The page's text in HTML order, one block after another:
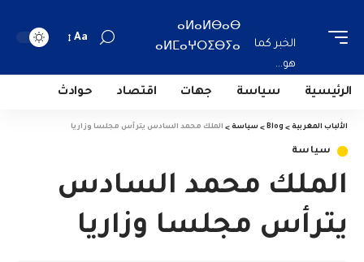
الخبر كما
هو...
ⴰⵍⴰⵍⴱⴰⴱ
ⴰⵍⵎⴰⵖⵔⵉⴱⵢⴰ
Aa
الرئيسية سياسة جهات اقتصاد حوادث
الألباب المغربية >
Blog
> سياسة > الملك محمد السادس يترأس مجلسا وزاريا
سياسة
الملك محمد السادس
يترأس مجلسا وزاريا